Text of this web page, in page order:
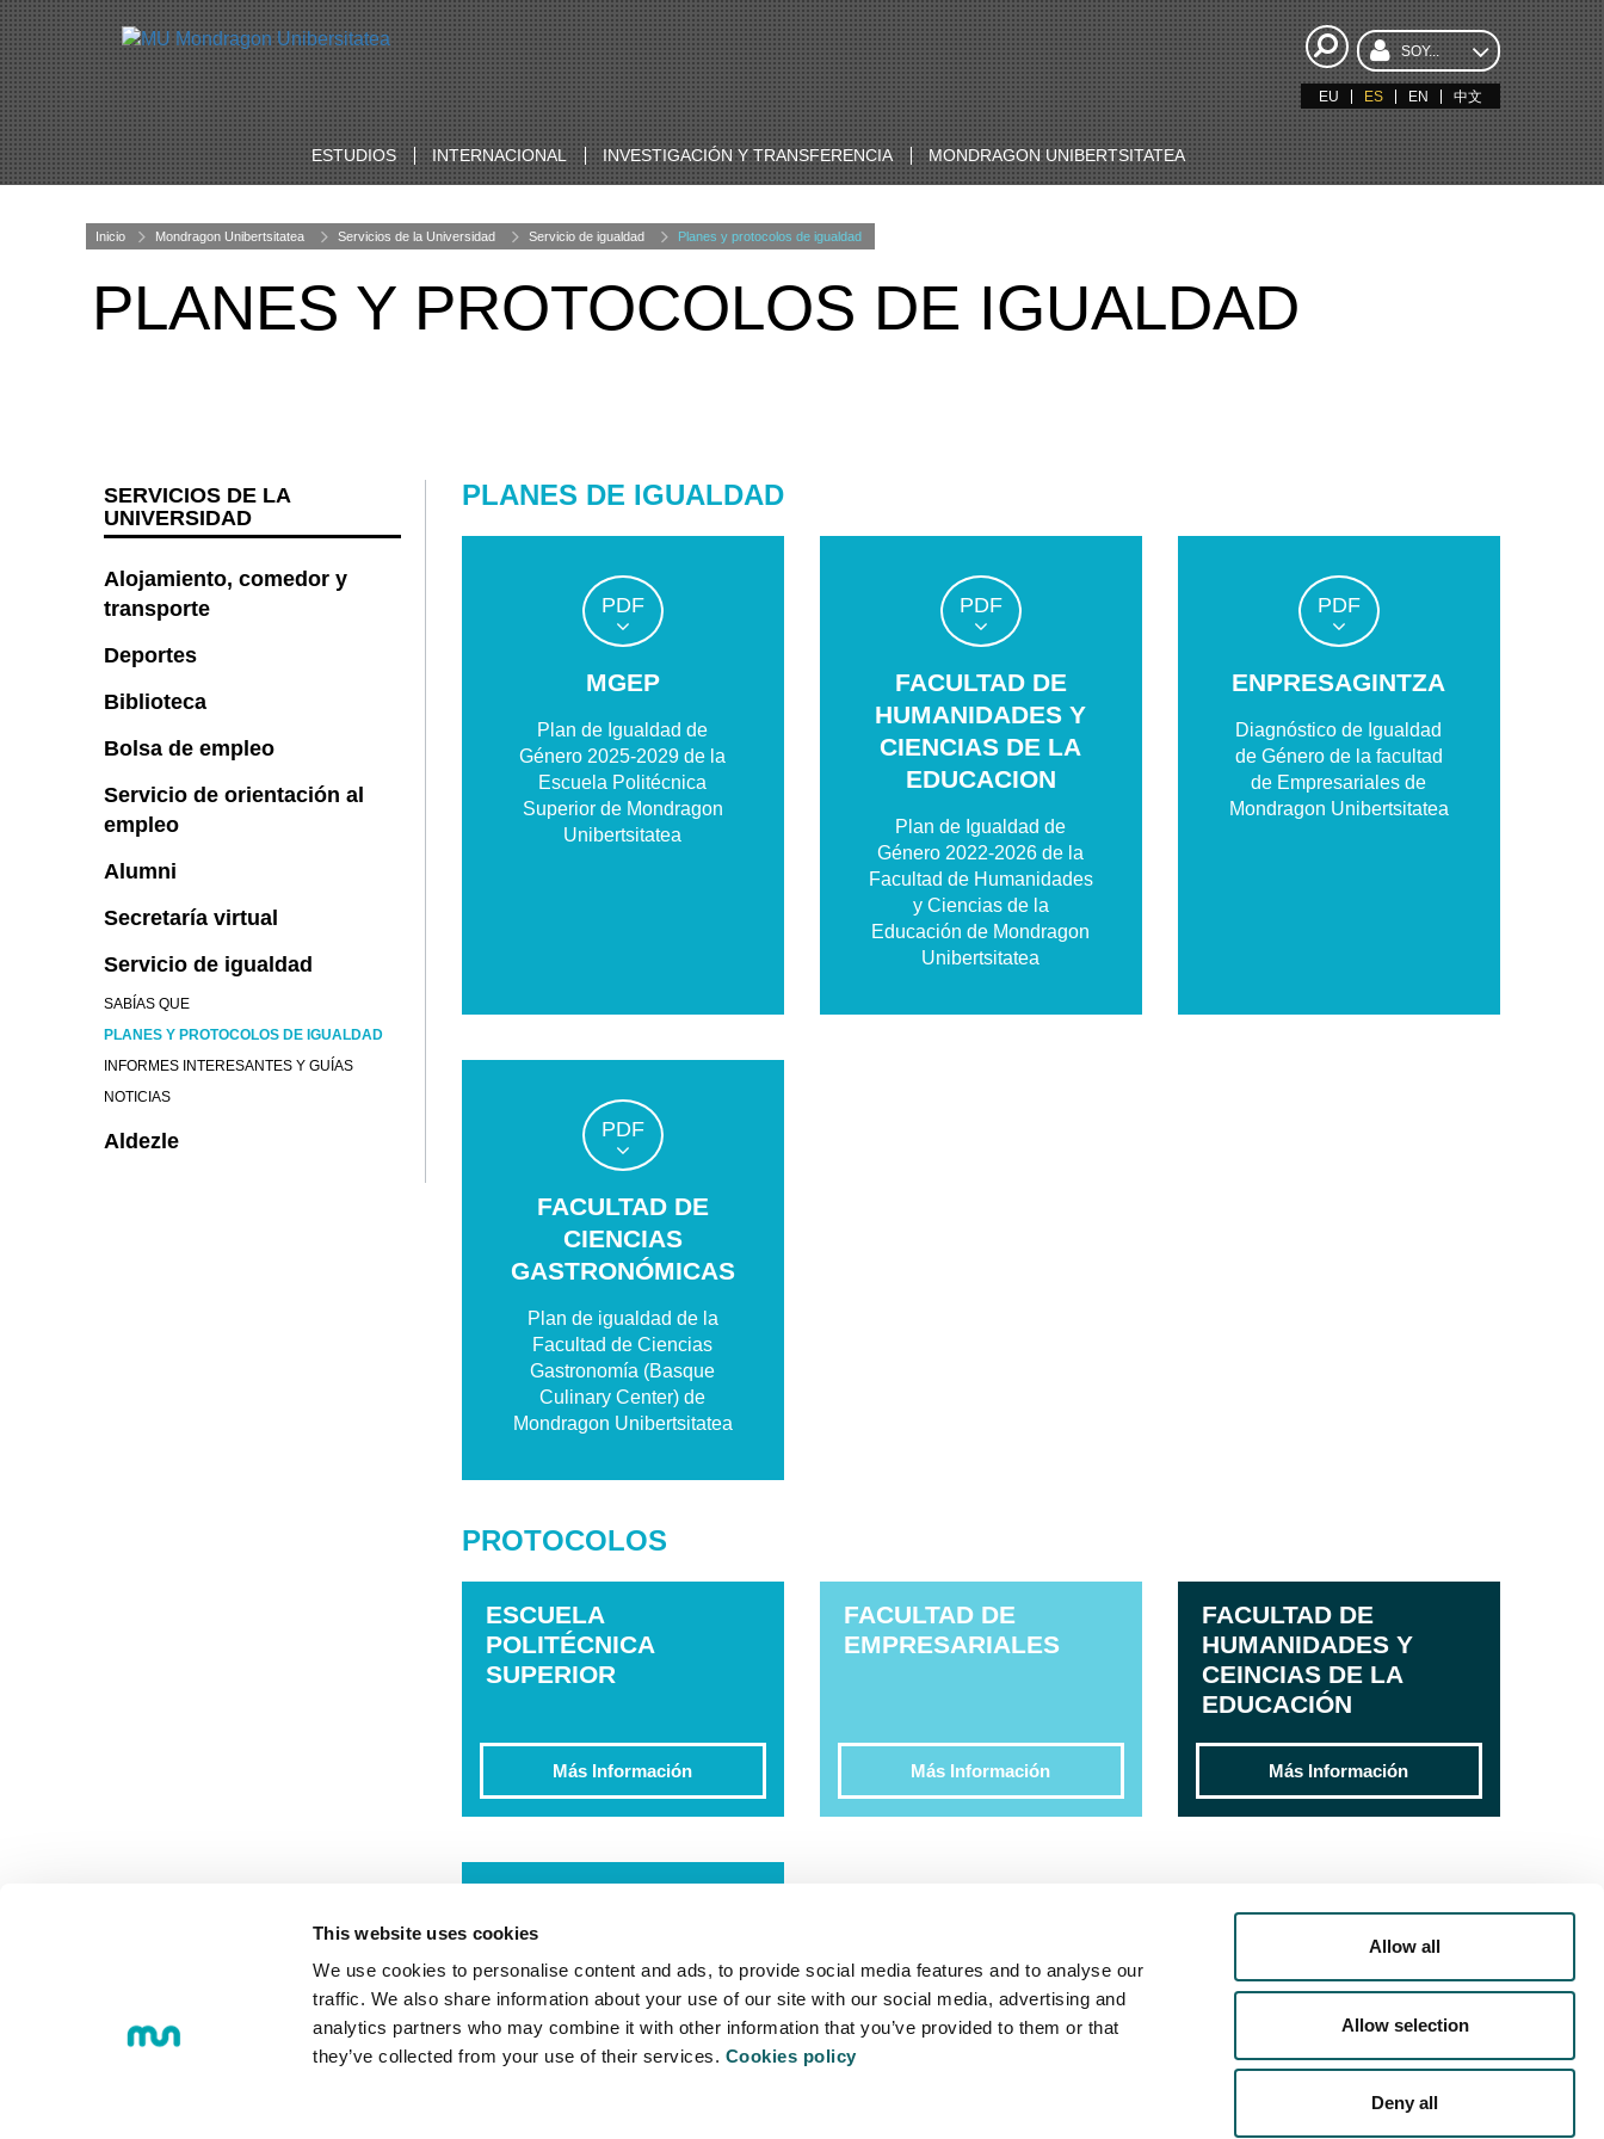
This website uses cookies
We use cookies to personalise content and ads, to provide social media features and to analyse our
traffic. We also share information about your use of our site with our social media, advertising and
analytics partners who may combine it with other information that you’ve provided to them or that
they’ve collected from your use of their services. Cookies policy
Allow all
Allow selection
Deny all
SOY...
EU ES EN 中文
ESTUDIOS INTERNACIONAL INVESTIGACIÓN Y TRANSFERENCIA MONDRAGON UNIBERTSITATEA
Inicio Mondragon Unibertsitatea Servicios de la Universidad Servicio de igualdad Planes y protocolos de igualdad
PLANES Y PROTOCOLOS DE IGUALDAD
PLANES DE IGUALDAD
PDF
MGEP
Plan de Igualdad de
Género 2025-2029 de la
Escuela Politécnica
Superior de Mondragon
Unibertsitatea
PDF
FACULTAD DE
HUMANIDADES Y
CIENCIAS DE LA
EDUCACION
Plan de Igualdad de
Género 2022-2026 de la
Facultad de Humanidades
y Ciencias de la
Educación de Mondragon
Unibertsitatea
PDF
ENPRESAGINTZA
Diagnóstico de Igualdad
de Género de la facultad
de Empresariales de
Mondragon Unibertsitatea
PDF
FACULTAD DE
CIENCIAS
GASTRONÓMICAS
Plan de igualdad de la
Facultad de Ciencias
Gastronomía (Basque
Culinary Center) de
Mondragon Unibertsitatea
PROTOCOLOS
ESCUELA
POLITÉCNICA
SUPERIOR
Más Información
FACULTAD DE
EMPRESARIALES
Más Información
FACULTAD DE
HUMANIDADES Y
CEINCIAS DE LA
EDUCACIÓN
Más Información
CIENCIAS
Más Información
SERVICIOS DE LA
UNIVERSIDAD
Alojamiento, comedor y
transporte
Deportes
Biblioteca
Bolsa de empleo
Servicio de orientación al
empleo
Alumni
Secretaría virtual
Servicio de igualdad
SABÍAS QUE
PLANES Y PROTOCOLOS DE IGUALDAD
INFORMES INTERESANTES Y GUÍAS
NOTICIAS
Aldezle